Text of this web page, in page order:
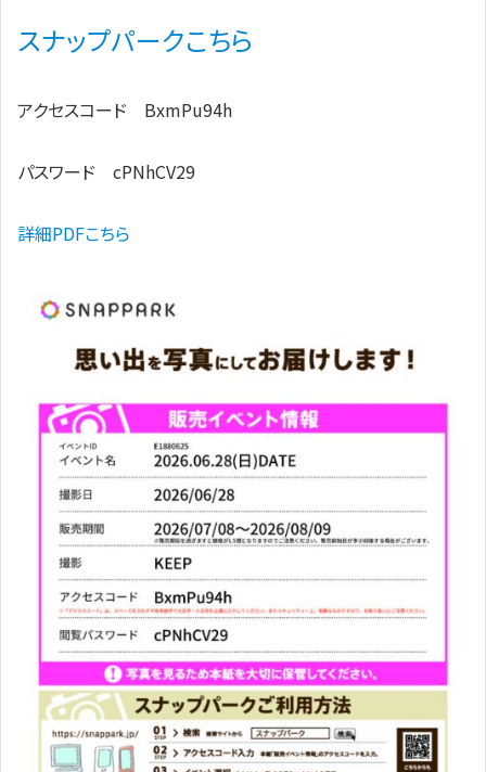
スナップパークこちら
アクセスコード BxmPu94h
パスワード cPNhCV29
詳細PDFこちら